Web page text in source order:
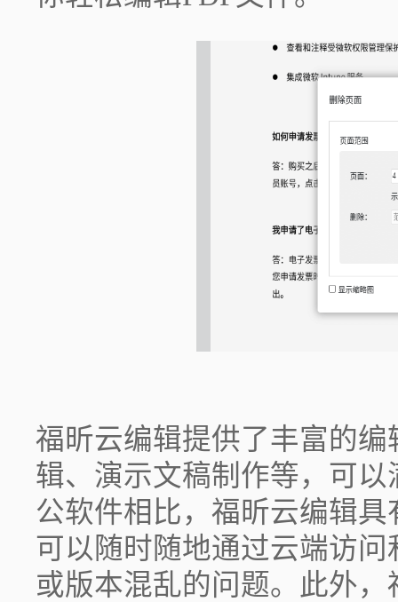
福昕云编辑提供了丰富的
辑、演示文稿制作等，可
公软件相比，福昕云编辑
可以随时随地通过云端访
或版本混乱的问题。此外